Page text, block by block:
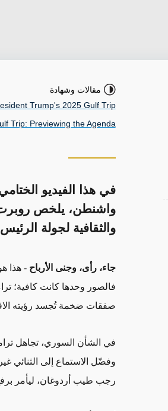
مقالات وشهادة
Trump's 2025 Gulf Trip
Trip: Previewing the Agenda
في هذا الفيديو
واشنطن، يلخص روبرت
والثقافية لجولة
جاء، رأى، وجنى الأرباح - هذا
فالصور وحدها كانت كافية؛
صفقات ضخمة تُجسد رؤيته
في الشأن السوري، تجاهل
وفضّل الاستماع إلى الثنائي
رجب طيب أردوغان، ليأمر